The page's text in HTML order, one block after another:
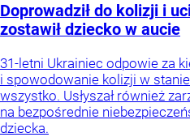
Doprowadził do kolizji i
zostawił dziecko w aucie
31-letni Ukrainiec odpowie za
i spowodowanie kolizji w
wszystko. Usłyszał również
na bezpośrednie
dziecka.